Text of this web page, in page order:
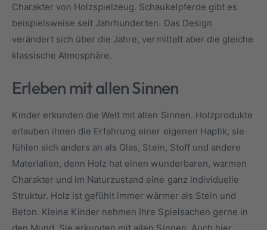
Charakter von Holzspielzeug. Schaukelpferde gibt es
beispielsweise seit Jahrhunderten. Das Design
verändert sich über die Jahre, vermittelt aber die gleiche
klassische Atmosphäre.
Erleben mit allen Sinnen
Kinder erkunden die Welt mit allen Sinnen. Holzprodukte
erlauben ihnen die Erfahrung einer eigenen Haptik, sie
fühlen sich anders an als Glas, Stein, Stoff und andere
Materialien, denn Holz hat einen wunderbaren, warmen
Charakter und im Naturzustand eine ganz individuelle
Struktur. Holz ist gefühlt immer wärmer als Stein und
Beton. Kleine Kinder nehmen Ihre Spielsachen gerne in